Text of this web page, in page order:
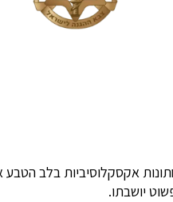
אקסקלוסיביות בלב הטבע
יושבתו.